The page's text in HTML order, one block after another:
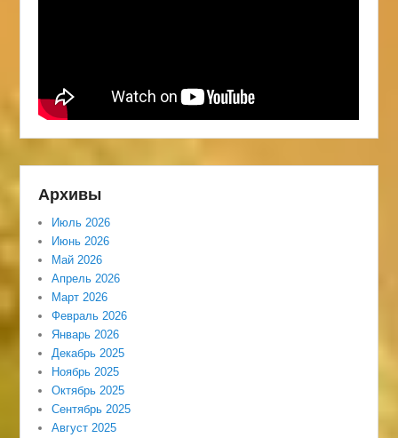
Архивы
Июль 2026
Июнь 2026
Май 2026
Апрель 2026
Март 2026
Февраль 2026
Январь 2026
Декабрь 2025
Ноябрь 2025
Октябрь 2025
Сентябрь 2025
Август 2025